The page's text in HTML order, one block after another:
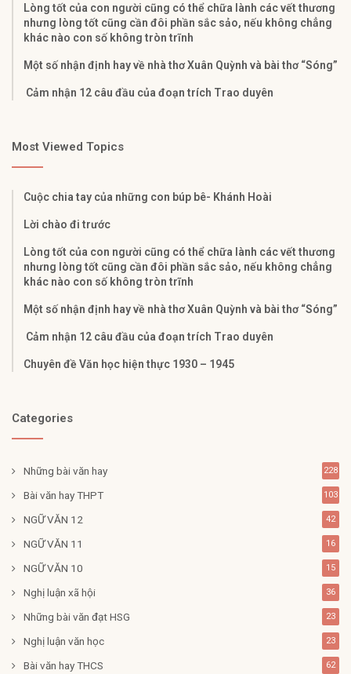
Lòng tốt của con người cũng có thể chữa lành các vết thương
nhưng lòng tốt cũng cần đôi phần sắc sảo, nếu không chẳng
khác nào con số không tròn trĩnh
Một số nhận định hay về nhà thơ Xuân Quỳnh và bài thơ “Sóng”
Cảm nhận 12 câu đầu của đoạn trích Trao duyên
Most Viewed Topics
Cuộc chia tay của những con búp bê- Khánh Hoài
Lời chào đi trước
Lòng tốt của con người cũng có thể chữa lành các vết thương
nhưng lòng tốt cũng cần đôi phần sắc sảo, nếu không chẳng
khác nào con số không tròn trĩnh
Một số nhận định hay về nhà thơ Xuân Quỳnh và bài thơ “Sóng”
Cảm nhận 12 câu đầu của đoạn trích Trao duyên
Chuyên đề Văn học hiện thực 1930 – 1945
Categories
Những bài văn hay 228
Bài văn hay THPT 103
NGỮ VĂN 12 42
NGỮ VĂN 11 16
NGỮ VĂN 10 15
Nghị luận xã hội 36
Những bài văn đạt HSG 23
Nghị luận văn học 23
Bài văn hay THCS 62